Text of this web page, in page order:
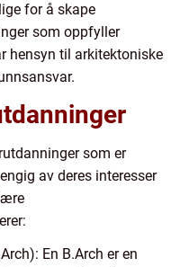
for å skape
som oppfyller
hensyn til arkitektoniske
som er
av deres interesser
En B.Arch er en